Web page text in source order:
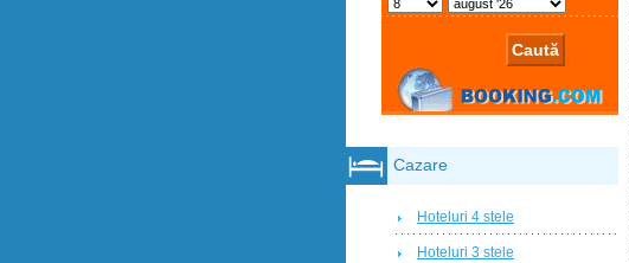
Cazare
Hoteluri 4 stele
Hoteluri 3 stele